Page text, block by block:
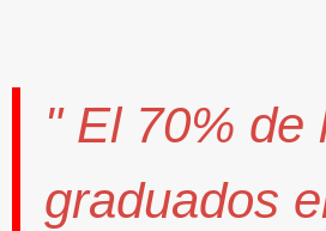
" El 70% de
graduados